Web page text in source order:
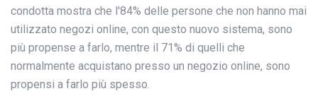
condotta mostra che l'84% delle persone che non hanno mai
utilizzato negozi online, con questo nuovo sistema, sono
più propense a farlo, mentre il 71% di quelli che
normalmente acquistano presso un negozio online, sono
propensi a farlo più spesso.